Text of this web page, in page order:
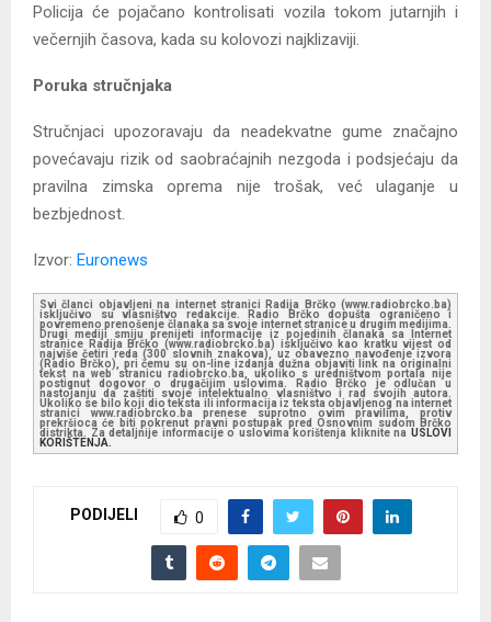
Policija će pojačano kontrolisati vozila tokom jutarnjih i
večernjih časova, kada su kolovozi najklizaviji.
Poruka stručnjaka
Stručnjaci upozoravaju da neadekvatne gume značajno
povećavaju rizik od saobraćajnih nezgoda i podsjećaju da
pravilna zimska oprema nije trošak, već ulaganje u
bezbjednost.
Izvor: Euronews
Svi članci objavljeni na internet stranici Radija Brčko (www.radiobrcko.ba)
isključivo su vlasništvo redakcije. Radio Brčko dopušta ograničeno i
povremeno prenošenje članaka sa svoje internet stranice u drugim medijima.
Drugi mediji smiju prenijeti informacije iz pojedinih članaka sa Internet
stranice Radija Brčko (www.radiobrcko.ba) isključivo kao kratku vijest od
najviše četiri reda (300 slovnih znakova), uz obavezno navođenje izvora
(Radio Brčko), pri čemu su on-line izdanja dužna objaviti link na originalni
tekst na web stranicu radiobrcko.ba, ukoliko s uredništvom portala nije
postignut dogovor o drugačijim uslovima. Radio Brčko je odlučan u
nastojanju da zaštiti svoje intelektualno vlasništvo i rad svojih autora.
Ukoliko se bilo koji dio teksta ili informacija iz teksta objavljenog na internet
stranici www.radiobrcko.ba prenese suprotno ovim pravilima, protiv
prekršioca će biti pokrenut pravni postupak pred Osnovnim sudom Brčko
distrikta. Za detaljnije informacije o uslovima korištenja kliknite na USLOVI
KORIŠTENJA.
PODIJELI 0